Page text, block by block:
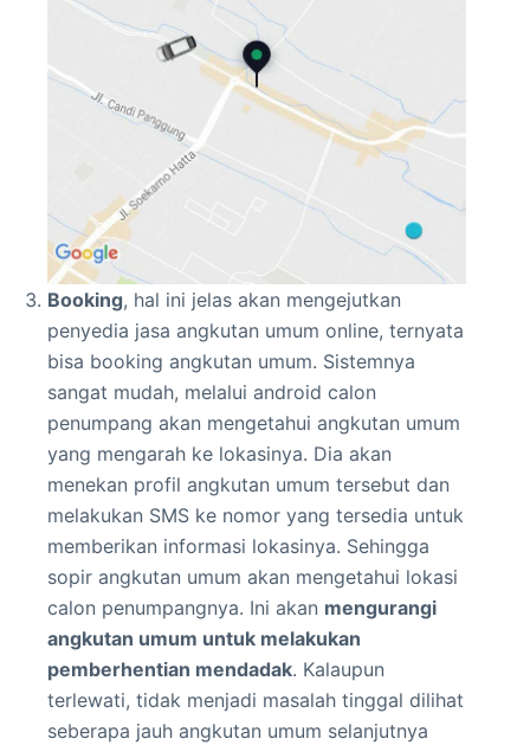
Booking, hal ini jelas akan mengejutkan
penyedia jasa angkutan umum online, ternyata
bisa booking angkutan umum. Sistemnya
sangat mudah, melalui android calon
penumpang akan mengetahui angkutan umum
yang mengarah ke lokasinya. Dia akan
menekan profil angkutan umum tersebut dan
melakukan SMS ke nomor yang tersedia untuk
memberikan informasi lokasinya. Sehingga
sopir angkutan umum akan mengetahui lokasi
calon penumpangnya. Ini akan mengurangi
angkutan umum untuk melakukan
pemberhentian mendadak. Kalaupun
terlewati, tidak menjadi masalah tinggal dilihat
seberapa jauh angkutan umum selanjutnya